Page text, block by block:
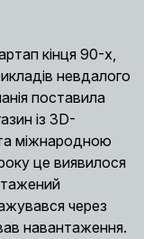
кінця 90-х,
невдалого
поставила
із 3D-
міжнародною
це виявилося
через
навантаження.